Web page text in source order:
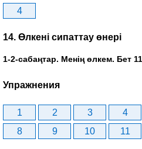
4
14. Өлкені сипаттау өнері
1-2-сабаңтар. Менің өлкем. Бет
Упражнения
1 2 3 4
8
9 10 11